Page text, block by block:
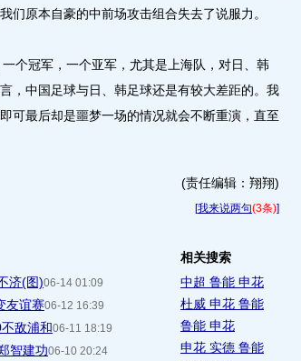
们原本自豪的中前场攻击组合失去了说服力。
冠军，一个亚军，尤其是上海队，对日、韩
，中国足球与日、韩足球还是有较大差距的。我
可最后却是噩梦一场的情况就会不断重演，直至
(责任编辑：翔翔)
[我来说两句(3条)]
济(图)06-14 01:09
友谊赛06-12 16:39
敌浦和06-11 18:19
智建功06-10 20:24
相关搜索
中超 鲁能 申花
杜威 申花 鲁能
鲁能 申花
申花 实德 鲁能